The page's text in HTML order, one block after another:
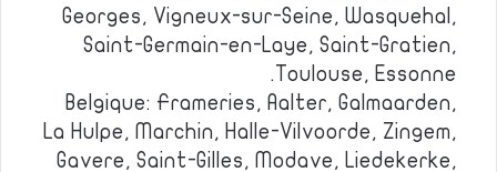
Georges, Vigneux-sur-Seine, Wasquehal,
Saint-Germain-en-Laye, Saint-Gratien,
Toulouse, Essonne.
Belgique: Frameries, Aalter, Galmaarden,
La Hulpe, Marchin, Halle-Vilvoorde, Zingem,
Gavere, Saint-Gilles, Modave, Liedekerke,